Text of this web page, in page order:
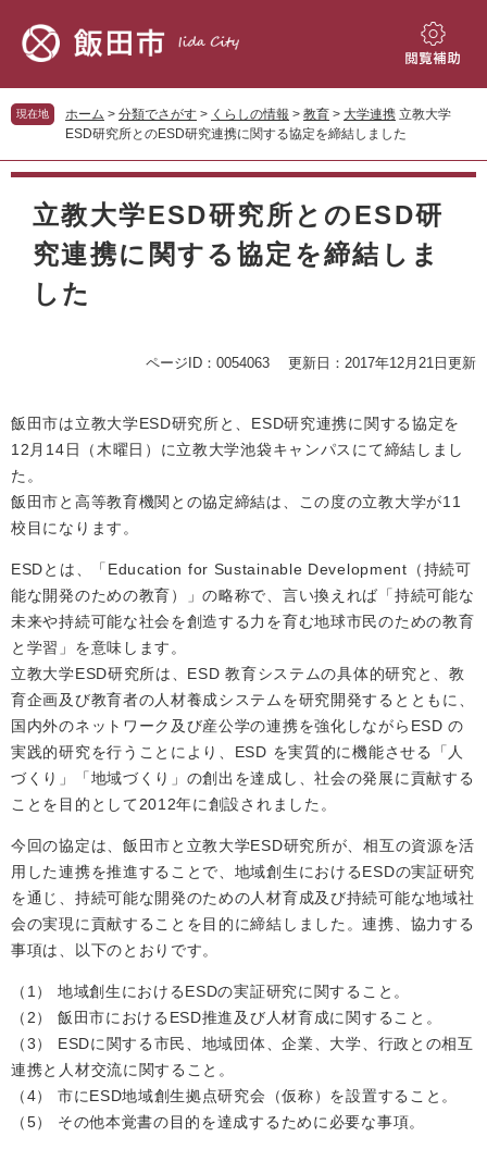
先
頭
す。
を
飛
し
閲
補
現在地 ホーム > 分類でさがす > くらしの情報 > 教育 > 大学連携 立教大学
ESD研究所とのESD研究連携に関する協定を締結しました
本
立教大学ESD研究所とのESD研
究連携に関する協定を締結しま
した
ページID：0054063 更新日：2017年12月21日更新
飯田市は立教大学ESD研究所と、ESD研究連携に関する協定を
12月14日（木曜日）に立教大学池袋キャンパスにて締結しまし
た。
飯田市と高等教育機関との協定締結は、この度の立教大学が11
校目になります。
ESDとは、「Education for Sustainable Development（持続可
能な開発のための教育）」の略称で、言い換えれば「持続可能な
未来や持続可能な社会を創造する力を育む地球市民のための教育
と学習」を意味します。
立教大学ESD研究所は、ESD 教育システムの具体的研究と、教
育企画及び教育者の人材養成システムを研究開発するとともに、
国内外のネットワーク及び産公学の連携を強化しながらESD の
実践的研究を行うことにより、ESD を実質的に機能させる「人
づくり」「地域づくり」の創出を達成し、社会の発展に貢献する
ことを目的として2012年に創設されました。
今回の協定は、飯田市と立教大学ESD研究所が、相互の資源を活
用した連携を推進することで、地域創生におけるESDの実証研究
を通じ、持続可能な開発のための人材育成及び持続可能な地域社
会の実現に貢献することを目的に締結しました。連携、協力する
事項は、以下のとおりです。
（1） 地域創生におけるESDの実証研究に関すること。
（2） 飯田市におけるESD推進及び人材育成に関すること。
（3） ESDに関する市民、地域団体、企業、大学、行政との相互
連携と人材交流に関すること。
（4） 市にESD地域創生拠点研究会（仮称）を設置すること。
（5） その他本覚書の目的を達成するために必要な事項。